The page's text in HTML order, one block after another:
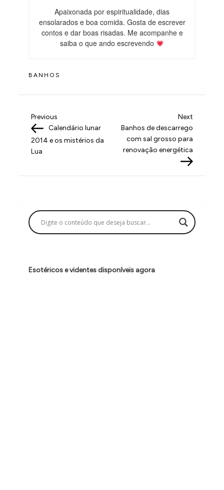
Apaixonada por espiritualidade, dias
ensolarados e boa comida. Gosta de escrever
contos e dar boas risadas. Me acompanhe e
saiba o que ando escrevendo
BANHOS
N
a
v
ç
ã
d
Previous
Post
Previous
Calendário lunar
2014 e os mistérios da
Lua
Next
Post
Next
Banhos de descarrego
com sal grosso para
renovação energética
Esotéricos e videntes disponíveis agora